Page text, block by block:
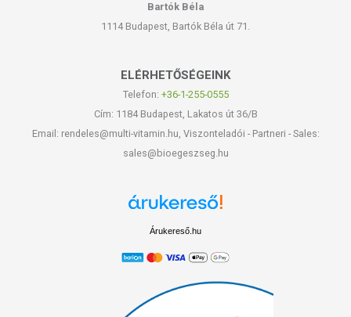
Bartók Béla
1114 Budapest, Bartók Béla út 71.
ELÉRHETŐSÉGEINK
Telefon: +36-1-255-0555
Cím: 1184 Budapest, Lakatos út 36/B
Email: rendeles@multi-vitamin.hu, Viszonteladói - Partneri - Sales:
sales@bioegeszseg.hu
Árukereső.hu